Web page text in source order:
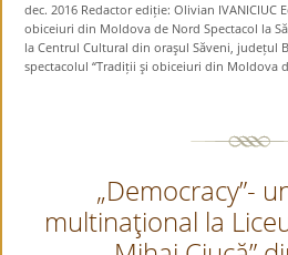
dec. 2016 Redactor ediție: Olivian IVANICIUC
obiceiuri din Moldova de Nord Spectacol la
la Centrul Cultural din oraşul Săveni, județul
spectacolul “Tradiții şi obiceiuri din Moldova
„Democracy”-
multinaţional la